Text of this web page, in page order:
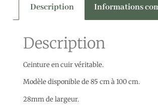
Description Informations
Description
Ceinture en cuir véritable.
Modèle disponible de 85 cm à 100 cm.
28mm de largeur.